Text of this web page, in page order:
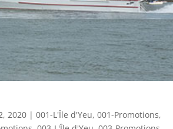
2020 | 001-L'Île d'Yeu, 001-Promotions,